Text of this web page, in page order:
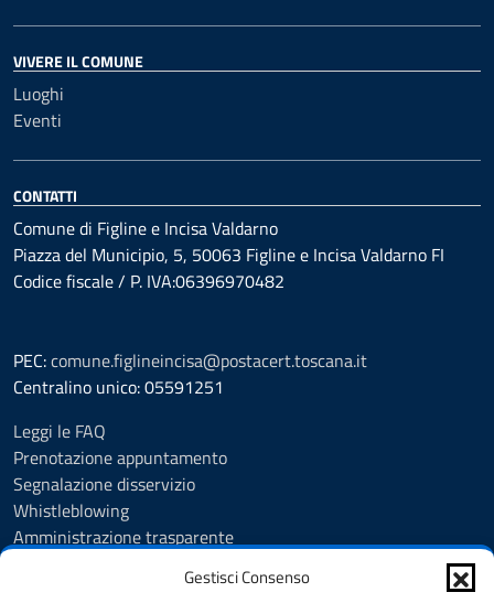
Gestisci Consenso
VIVERE IL COMUNE
Luoghi
Eventi
CONTATTI
Comune di Figline e Incisa Valdarno
Piazza del Municipio, 5, 50063 Figline e Incisa Valdarno FI
Codice fiscale / P. IVA:06396970482
PEC:comune.figlineincisa@postacert.toscana.it
Centralino unico: 05591251
Leggi le FAQ
Prenotazione appuntamento
Segnalazione disservizio
Whistleblowing
Amministrazione trasparente